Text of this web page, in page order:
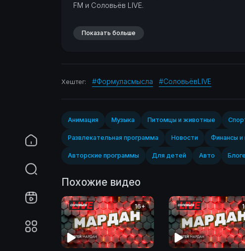
FM и Соловьёв LIVE.
Показать больше
Хештег: #Формуласмысла #СоловьёвLIVE
Анимация Музыка Питомцы и животные
Развлекательная программа Новости Финансы и
Авторские программы Для детей Авто
Похожие видео
16+